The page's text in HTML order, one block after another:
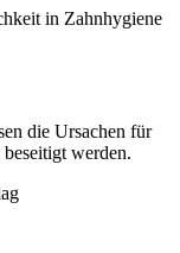
in Zahnhygiene
die Ursachen für
werden.